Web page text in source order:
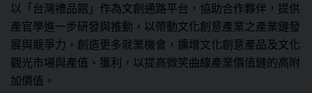
以「台灣禮品館」作為文創通路平台，協助合作夥伴，提供
產官學進一步研發與推動，以帶動文化創意產業之產業鏈發
展與競爭力，創造更多就業機會，擴增文化創意產品及文化
觀光市場與產值、獲利，以提高微笑曲線產業價值鏈的高附
加價值。